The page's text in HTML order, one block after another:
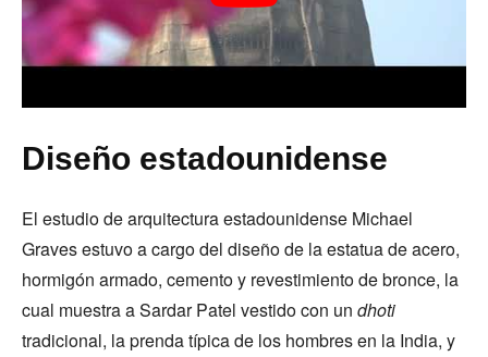
Diseño estadounidense
El estudio de arquitectura estadounidense Michael
Graves estuvo a cargo del diseño de la estatua de acero,
hormigón armado, cemento y revestimiento de bronce, la
cual muestra a Sardar Patel vestido con un dhoti
tradicional, la prenda típica de los hombres en la India, y